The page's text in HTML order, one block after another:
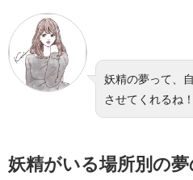
妖精の夢って、
させてくれるね！
妖精がいる場所別の